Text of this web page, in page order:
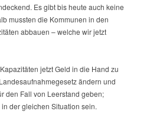
Es gibt bis heute auch keine
mussten die Kommunen in den
abbauen – welche wir jetzt
jetzt Geld in die Hand zu
ändern und
den Fall von Leerstand geben;
der gleichen Situation sein.